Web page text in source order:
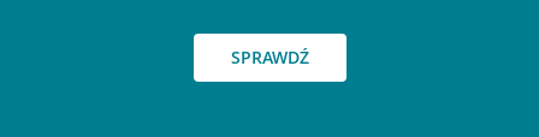
SPRAWDŹ